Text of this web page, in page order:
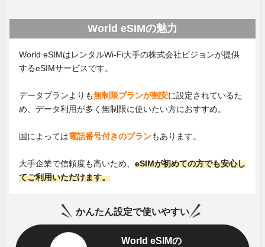
World eSIMの魅力
World eSIMはレンタルWi-Fi大手の株式会社ビジョンが提供
するeSIMサービスです。
データプランよりも無制限プランが割安に設定されているた
め、データ利用が多く無制限に使いたい方におすすめ。
国によっては電話番号付きのプランもあります。
大手企業で信頼度も高いため、 eSIMが初めての方でも安心し
てご利用いただけます。
かんたん設定で使いやすい
World eSIMの